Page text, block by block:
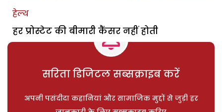
हेल्थ
हर प्रोस्टेट की बीमारी कैंसर नहीं होती
सरिता डिजिटल सब्सक्राइब करें
अपनी पसंदीदा कहानियां और सामाजिक मुद्दों से जुड़ी हर